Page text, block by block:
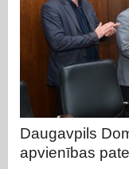
Daugavpils
apvienības